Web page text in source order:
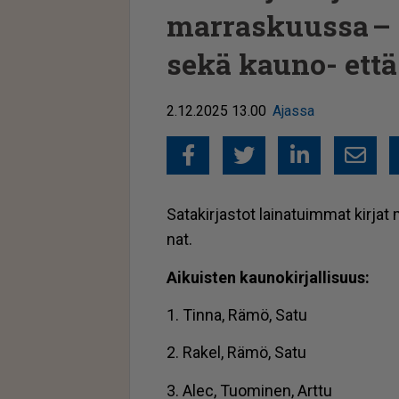
marraskuussa
sekä kauno-
2.12.2025 13.00 Ajassa
FacebookTwitter
Sa­ta­kir­jas­tot lai­na­tuim­mat kir­jat
nat.
Ai­kuis­ten kau­no­kir­jal­li­suus:
1. Tin­na, Rämö, Satu
2. Ra­kel, Rämö, Satu
3. Alec, Tuo­mi­nen, Art­tu